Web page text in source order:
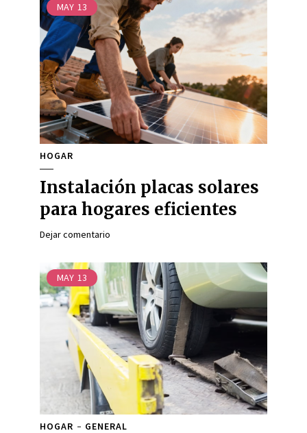
MAY 13
HOGAR
Instalación placas solares
para hogares eficientes
Dejar comentario
MAY 13
HOGAR GENERAL